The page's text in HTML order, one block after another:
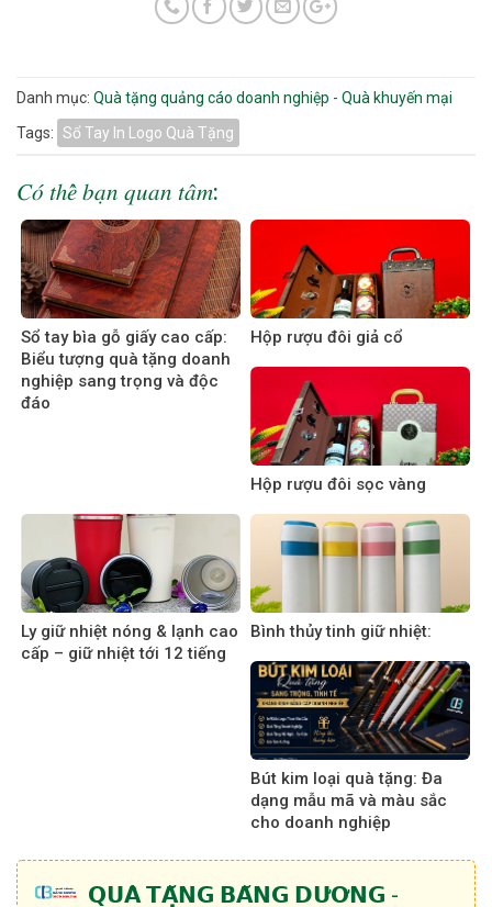
Danh mục: Quà tặng quảng cáo doanh nghiệp - Quà khuyến mại
Tags: Sổ Tay In Logo Quà Tặng
𝐶𝑜́ 𝑡ℎ𝑒̂̉ 𝑏𝑎̣𝑛 𝑞𝑢𝑎𝑛 𝑡𝑎̂𝑚:
Sổ tay bìa gỗ giấy cao cấp:
Biểu tượng quà tặng doanh
nghiệp sang trọng và độc
đáo
Hộp rượu đôi giả cổ
Hộp rượu đôi sọc vàng
Ly giữ nhiệt nóng & lạnh cao
cấp – giữ nhiệt tới 12 tiếng
Bình thủy tinh giữ nhiệt:
Bút kim loại quà tặng: Đa
dạng mẫu mã và màu sắc
cho doanh nghiệp
𝗤𝗨𝗔̀ 𝗧𝗔̣̆𝗡𝗚 𝗕𝗔̆𝗡𝗚 𝗗𝗨̛𝗢̛𝗡𝗚 -